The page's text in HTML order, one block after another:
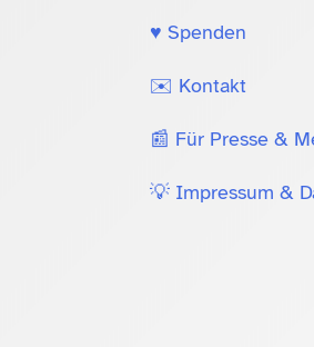
♥️ Spenden
✉️ Kontakt
📰 Für Presse &
💡 Impressum &